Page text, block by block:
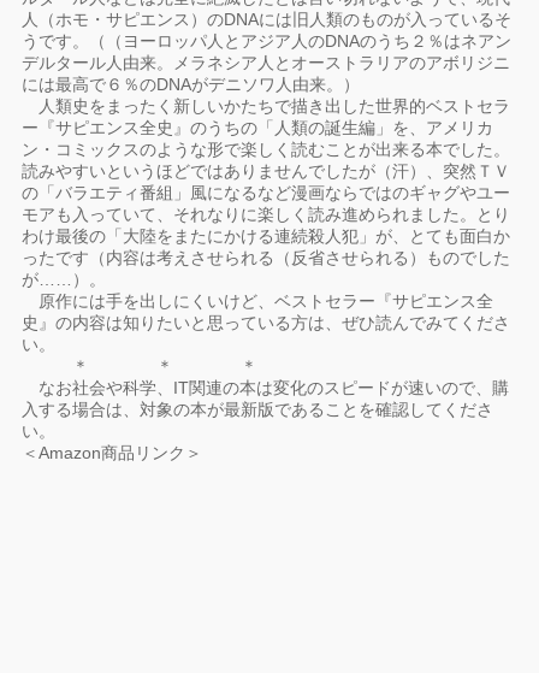
人（ホモ・サピエンス）のDNAには旧人類のものが入っているそ
うです。（（ヨーロッパ人とアジア人のDNAのうち２％はネアン
デルタール人由来。メラネシア人とオーストラリアのアボリジニ
には最高で６％のDNAがデニソワ人由来。）
人類史をまったく新しいかたちで描き出した世界的ベストセラ
ー『サピエンス全史』のうちの「人類の誕生編」を、アメリカ
ン・コミックスのような形で楽しく読むことが出来る本でした。
読みやすいというほどではありませんでしたが（汗）、突然ＴＶ
の「バラエティ番組」風になるなど漫画ならではのギャグやユー
モアも入っていて、それなりに楽しく読み進められました。とり
わけ最後の「大陸をまたにかける連続殺人犯」が、とても面白か
ったです（内容は考えさせられる（反省させられる）ものでした
が……）。
原作には手を出しにくいけど、ベストセラー『サピエンス全
史』の内容は知りたいと思っている方は、ぜひ読んでみてくださ
い。
＊ ＊ ＊
なお社会や科学、IT関連の本は変化のスピードが速いので、購
入する場合は、対象の本が最新版であることを確認してくださ
い。
＜Amazon商品リンク＞